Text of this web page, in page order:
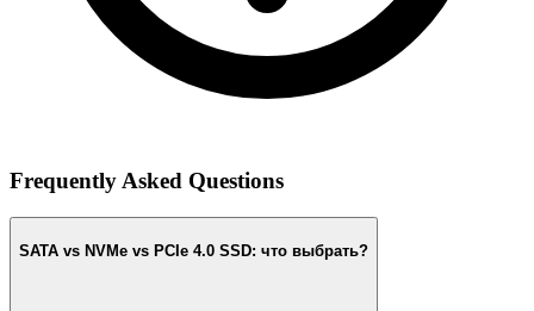
Frequently Asked Questions
SATA vs NVMe vs PCIe 4.0 SSD: что выбрать?